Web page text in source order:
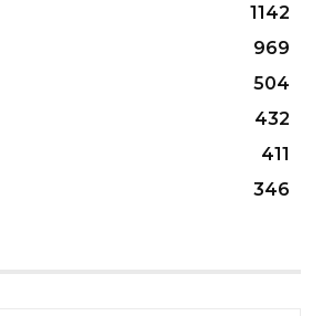
1142
969
504
432
411
346